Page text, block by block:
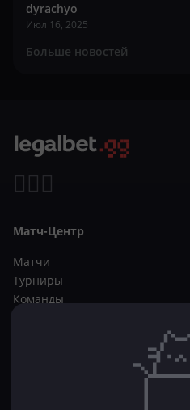
dyrachyo
Июл 16, 2025
Больше новостей
Матч-Центр
Матчи
Турниры
Команды